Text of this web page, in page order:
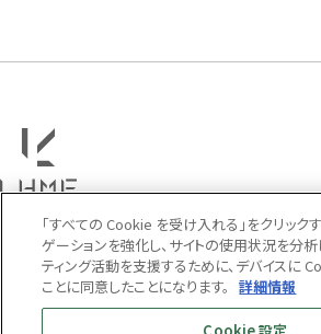
「すべての Cookie を受け入れる」をクリック
ゲーションを強化し、サイトの使用状況を分
ティング活動を支援するために、デバイスに
ことに同意したことになります。
詳細情報